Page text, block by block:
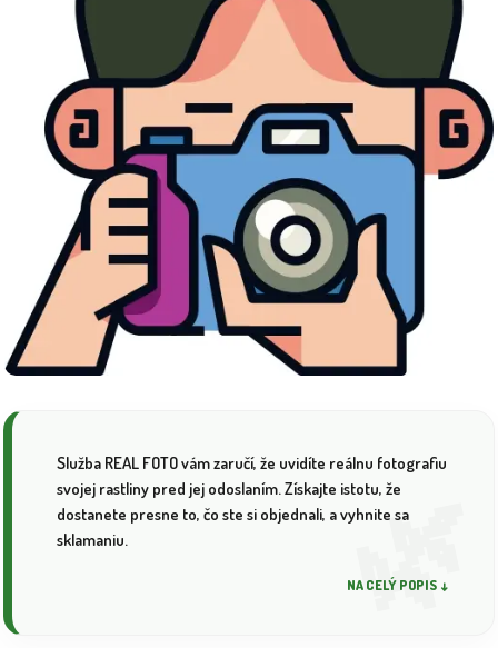
Služba REAL FOTO vám zaručí, že uvidíte reálnu fotografiu
svojej rastliny pred jej odoslaním. Získajte istotu, že
dostanete presne to, čo ste si objednali, a vyhnite sa
sklamaniu.
NA CELÝ POPIS ↓